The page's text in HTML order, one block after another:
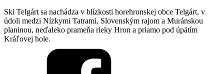
Ski Telgárt sa nachádza v blízkosti horehronskej obce Telgárt, v
údoli medzi Nízkymi Tatrami, Slovenským rajom a Muránskou
planinou, neďaleko prameňa rieky Hron a priamo pod úpätím
Kráľovej hole.